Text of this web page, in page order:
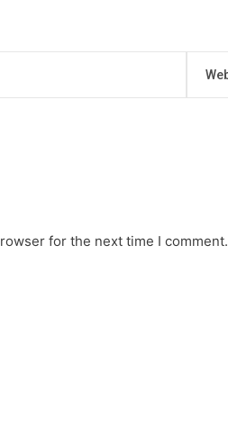
for the next time I comment.